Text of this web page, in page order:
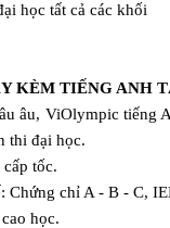
học tất cả các khối
KÈM TIẾNG ANH
âu, ViOlympic tiếng
thi đại học.
tốc.
chỉ A - B - C,
học.